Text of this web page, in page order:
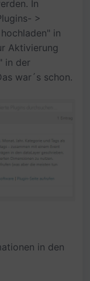
In
>
in
Aktivierung
in der
war´s schon.
in den